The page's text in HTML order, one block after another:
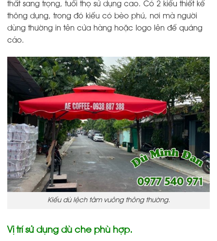
thất sang trọng, tuổi thọ sử dụng cao. Có 2 kiểu thiết kế
thông dụng, trong đó kiểu có bèo phủ, nơi mà người
dùng thường in tên cửa hàng hoặc logo lên để quảng
cáo.
Kiểu dù lệch tâm vuông thông thường.
Vị trí sử dụng dù che phù hợp.